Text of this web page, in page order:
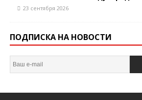
23 сентября 2026
ПОДПИСКА НА НОВОСТИ